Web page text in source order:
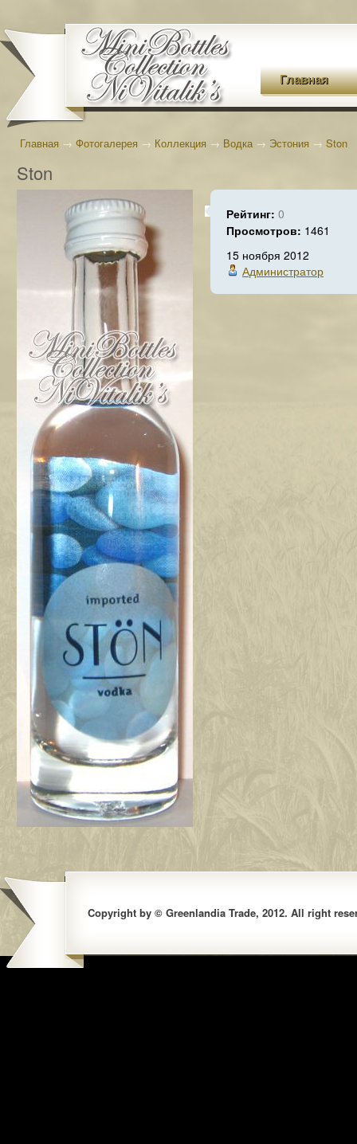
Главная
Главная → Фотогалерея → Коллекция → Водка→ Эстония → Ston
Ston
Рейтинг: 0
Просмотров: 1461
15 ноября 2012
Администратор
Copyright by © Greenlandia Trade, 2012. All right